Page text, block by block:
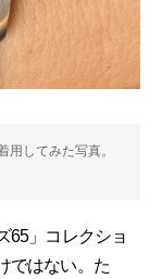
用してみた写真。
65」コレクショ
ではない。た